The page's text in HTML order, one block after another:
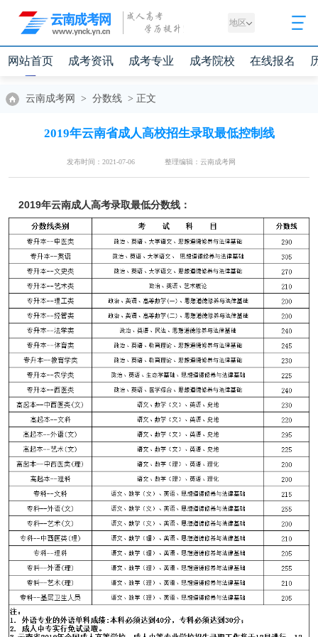
地区
网站首页 成考资讯 成考专业 成考院校 在线报名
云南成考网 > 分数线 > 正文
2019年云南省成人高校招生录取最低控制线
发布时间：2021-07-06 整理编辑：云南成考网
2019年云南成人高考录取最低分数线：